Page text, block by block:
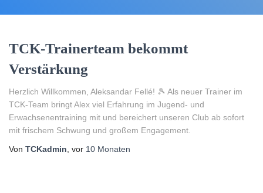
TCK-Trainerteam bekommt
Verstärkung
Herzlich Willkommen, Aleksandar Fellé! 🎾 Als neuer Trainer im
TCK-Team bringt Alex viel Erfahrung im Jugend- und
Erwachsenentraining mit und bereichert unseren Club ab sofort
mit frischem Schwung und großem Engagement.
Von TCKadmin , vor 10 Monaten